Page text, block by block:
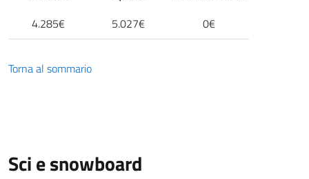
4.285€ 5.027€ 0€
Torna al sommario
Sci e snowboard